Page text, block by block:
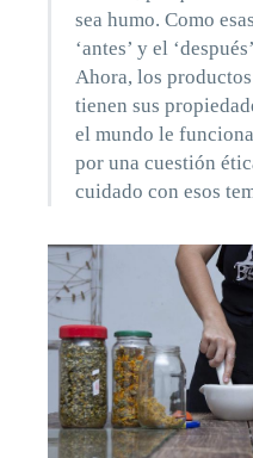
sea humo. Como
‘antes’ y el
Ahora, los
tienen sus
el mundo le
por una cuestión
cuidado con esos